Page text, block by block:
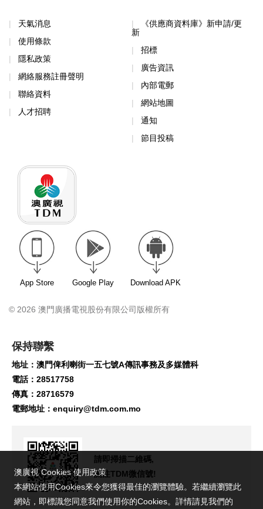
天氣消息
使用條款
隱私政策
網絡服務註冊聲明
聯絡資料
人才招聘
《供應商資料庫》新申請/更
新
招標
廣告資訊
內部電郵
網站地圖
通知
節目投稿
App Store Google Play Download APK
© 2026 澳門廣播電視股份有限公司版權所有
保持聯繫
地址：澳門俾利喇街一五七號A傳訊事務及多媒體科
電話：28517758
傳真：28716579
電郵地址： enquiry@tdm.com.mo
請即掃描二維碼,
關注TDM微信號!
澳廣視 Cookies 使用政策
本網站使用Cookies來令您獲得最佳的瀏覽體驗。若繼續瀏覽此
網站，即標識您同意我們使用你的Cookies。詳情請見我們的